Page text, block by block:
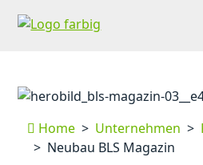
Home Unternehmen
Neubau BLS Magazin